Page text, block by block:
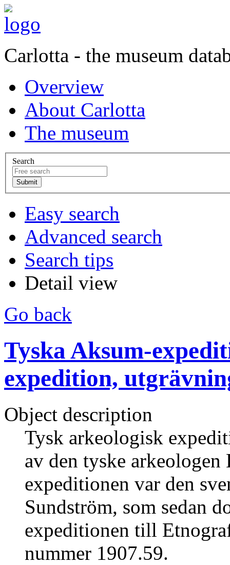
Carlotta - the museum
Overview
About Carlotta
The museum
Search
Easy search
Advanced search
Search tips
Detail view
Go back
Tyska Aksum-
expedition,
Object description
Tysk arkeologisk
av den tyske
expeditionen var den
Sundström, som sedan
expeditionen till
nummer 1907.59.